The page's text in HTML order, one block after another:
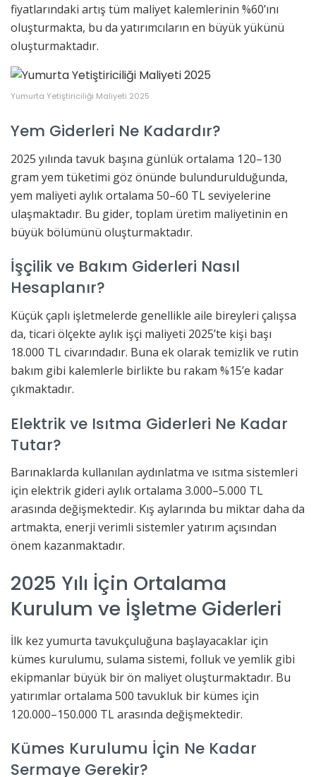
fiyatlarındaki artış tüm maliyet kalemlerinin %60’ını
oluşturmakta, bu da yatırımcıların en büyük yükünü
oluşturmaktadır.
Yumurta Yetiştiriciliği Maliyeti 2025
Yem Giderleri Ne Kadardır?
2025 yılında tavuk başına günlük ortalama 120–130
gram yem tüketimi göz önünde bulundurulduğunda,
yem maliyeti aylık ortalama 50–60 TL seviyelerine
ulaşmaktadır. Bu gider, toplam üretim maliyetinin en
büyük bölümünü oluşturmaktadır.
İşçilik ve Bakım Giderleri Nasıl
Hesaplanır?
Küçük çaplı işletmelerde genellikle aile bireyleri çalışsa
da, ticari ölçekte aylık işçi maliyeti 2025’te kişi başı
18.000 TL civarındadır. Buna ek olarak temizlik ve rutin
bakım gibi kalemlerle birlikte bu rakam %15’e kadar
çıkmaktadır.
Elektrik ve Isıtma Giderleri Ne Kadar
Tutar?
Barınaklarda kullanılan aydınlatma ve ısıtma sistemleri
için elektrik gideri aylık ortalama 3.000–5.000 TL
arasında değişmektedir. Kış aylarında bu miktar daha da
artmakta, enerji verimli sistemler yatırım açısından
önem kazanmaktadır.
2025 Yılı İçin Ortalama
Kurulum ve İşletme Giderleri
İlk kez yumurta tavukçuluğuna başlayacaklar için
kümes kurulumu, sulama sistemi, folluk ve yemlik gibi
ekipmanlar büyük bir ön maliyet oluşturmaktadır. Bu
yatırımlar ortalama 500 tavukluk bir kümes için
120.000–150.000 TL arasında değişmektedir.
Kümes Kurulumu İçin Ne Kadar
Sermaye Gerekir?